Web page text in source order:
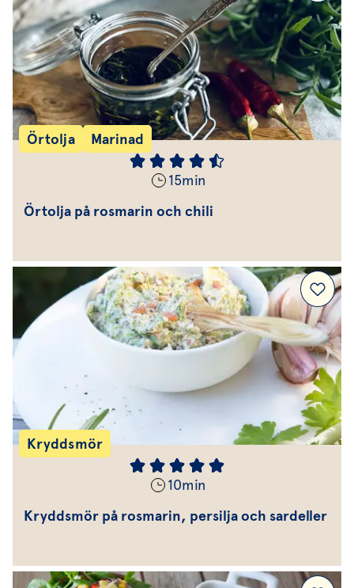
Örtolja Marinad
15min
Örtolja på rosmarin och chili
Kryddsmör
10min
Kryddsmör på rosmarin, persilja och sardeller